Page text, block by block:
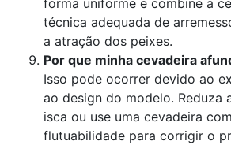
forma uniforme e combine a
técnica adequada de
a atração dos peixes.
Por que minha cevadeira
Isso pode ocorrer devido ao
ao design do modelo. Reduza
isca ou use uma cevadeira
flutuabilidade para corrigir o